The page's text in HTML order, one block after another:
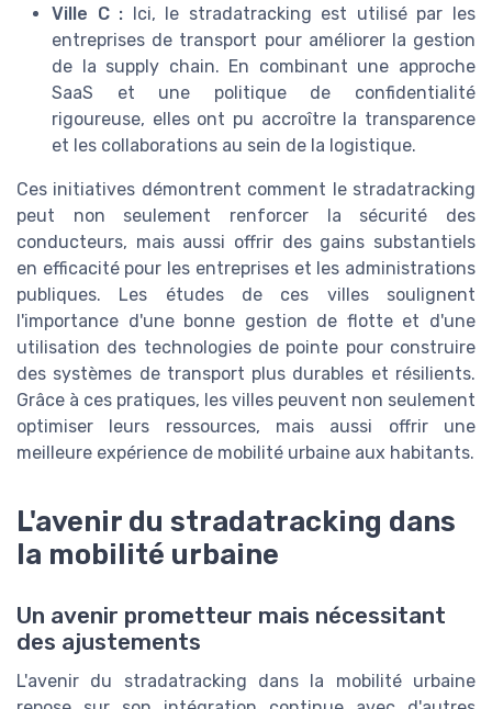
Ville C : Ici, le stradatracking est utilisé par les
entreprises de transport pour améliorer la gestion
de la supply chain. En combinant une approche
SaaS et une politique de confidentialité
rigoureuse, elles ont pu accroître la transparence
et les collaborations au sein de la logistique.
Ces initiatives démontrent comment le stradatracking
peut non seulement renforcer la sécurité des
conducteurs, mais aussi offrir des gains substantiels
en efficacité pour les entreprises et les administrations
publiques. Les études de ces villes soulignent
l'importance d'une bonne gestion de flotte et d'une
utilisation des technologies de pointe pour construire
des systèmes de transport plus durables et résilients.
Grâce à ces pratiques, les villes peuvent non seulement
optimiser leurs ressources, mais aussi offrir une
meilleure expérience de mobilité urbaine aux habitants.
L'avenir du stradatracking dans
la mobilité urbaine
Un avenir prometteur mais nécessitant
des ajustements
L'avenir du stradatracking dans la mobilité urbaine